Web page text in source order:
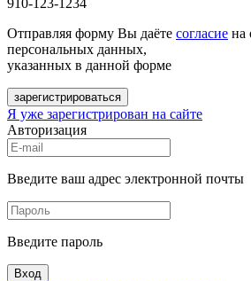
Отправляя форму Вы даёте согласие на
персональных данных,
указанных в данной форме
зарегистрироваться
Я уже зарегистрирован на сайте
Авторизация
Введите ваш адрес электронной почты
Введите пароль
Вход